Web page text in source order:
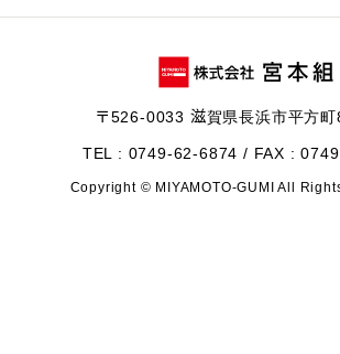
〒526-0033 滋賀県長浜市平方
TEL : 0749-62-6874 / FAX :
Copyright © MIYAMOTO-GUMI All